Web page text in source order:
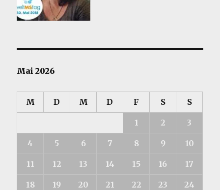
Mai 2026
M D M D F S S
1 2 3
4 5 6 7 8 9 10
11 12 13 14 15 16 17
18 19 20 21 22 23 24